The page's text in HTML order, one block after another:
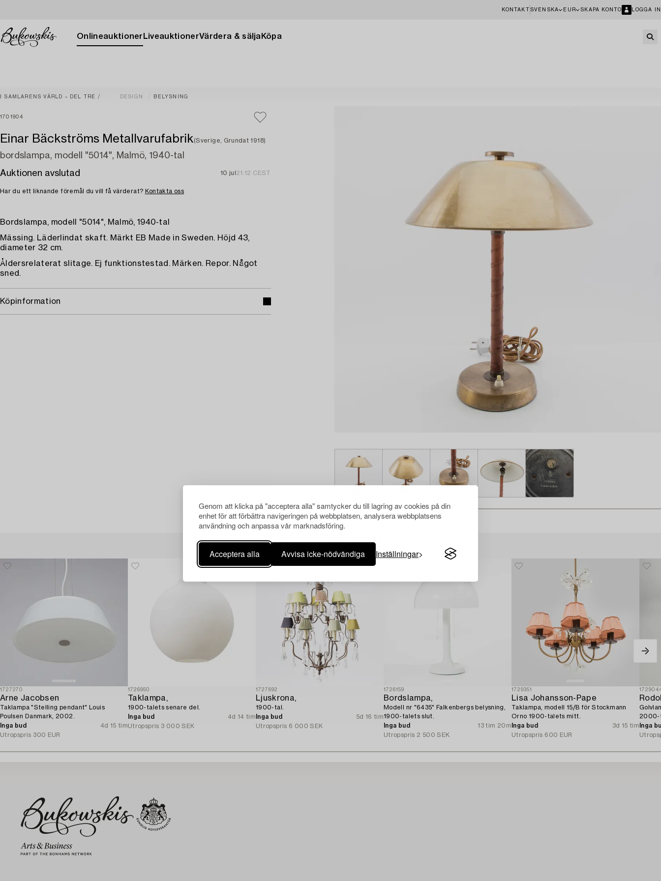
Genom att klicka på "acceptera alla" samtycker du till lagring av cookies på din
enhet för att förbättra navigeringen på webbplatsen, analysera webbplatsens
användning och anpassa vår marknadsföring.
Acceptera alla Avvisa icke-nödvändiga Inställningar
KONTAKT SVENSKA EUR SKAPA KONTO LOGGA IN
Onlineauktioner LiveauktionerVärdera & sälja Köpa
I SAMLARENS VÄRLD – DEL TRE DESIGN BELYSNING
1701904
Einar Bäckströms Metallvarufabrik(Sverige, Grundat 1918)
bordslampa, modell "5014", Malmö, 1940-tal
Auktionen avslutad
10 jul 21:12 CEST
Har du ett liknande föremål du vill få värderat? Kontakta oss
Bordslampa, modell "5014", Malmö, 1940-tal
Mässing. Läderlindat skaft. Märkt EB Made in Sweden. Höjd 43,
diameter 32 cm.
Åldersrelaterat slitage. Ej funktionstestad. Märken. Repor. Något
sned.
Köpinformation
Andra har även tittat på
1727270
Arne Jacobsen
Taklampa "Stelling pendant" Louis
Poulsen Danmark, 2002.
Inga bud
4d 15 tim
Utropspris 300 EUR
1726950
Taklampa,
1900-talets senare del.
Inga bud
4d 14 tim
Utropspris 3 000 SEK
1727692
Ljuskrona,
1900-tal.
Inga bud
5d 16 tim
Utropspris 6 000 SEK
1726159
Bordslampa,
Modell nr "6435" Falkenbergs belysning,
1900-talets slut.
Inga bud
13 tim 20m
Utropspris 2 500 SEK
1729351
Lisa Johansson-Pape
Taklampa, modell 15/B för Stockmann
Orno 1900-talets mitt.
Inga bud
3d 15 tim
Utropspris 600 EUR
2000-
Inga